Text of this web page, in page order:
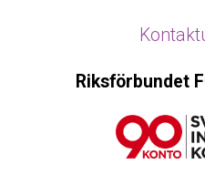
Riksförbundet